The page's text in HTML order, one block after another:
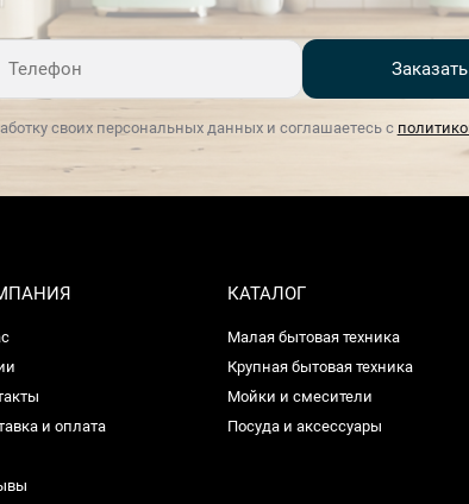
своих персональных данных и соглашаетесь с
и оплата
КАТАЛОГ
Малая бытовая техника
Крупная бытовая техника
Мойки и смесители
Посуда и аксессуары